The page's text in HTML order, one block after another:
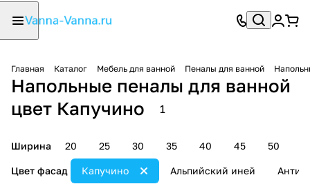
Главная Каталог Мебель для ванной Пеналы для ванной
Напольные пеналы для ванной
цвет Капучино
1
Ширина 20 25 30 35 40 45 50
Цвет фасад Альпийский иней
Капучино